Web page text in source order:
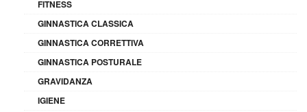
FITNESS
GINNASTICA CLASSICA
GINNASTICA CORRETTIVA
GINNASTICA POSTURALE
GRAVIDANZA
IGIENE